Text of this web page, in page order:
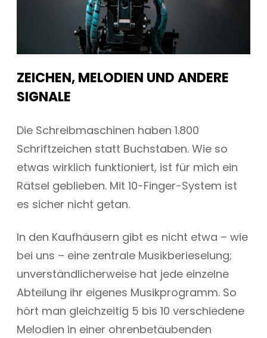
ZEICHEN, MELODIEN UND ANDERE
SIGNALE
Die Schreibmaschinen haben 1.800
Schriftzeichen statt Buchstaben. Wie so
etwas wirklich funktioniert, ist für mich ein
Rätsel geblieben. Mit 10-Finger-System ist
es sicher nicht getan.
In den Kaufhäusern gibt es nicht etwa – wie
bei uns – eine zentrale Musikberieselung;
unverständlicherweise hat jede einzelne
Abteilung ihr eigenes Musikprogramm. So
hört man gleichzeitig 5 bis 10 verschiedene
Melodien in einer ohrenbetäubenden